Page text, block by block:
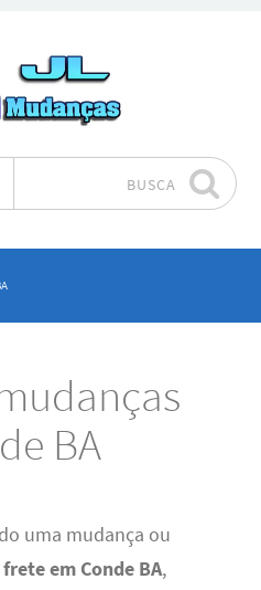
BUSCA
BA
uma mudança ou
frete em Conde BA,